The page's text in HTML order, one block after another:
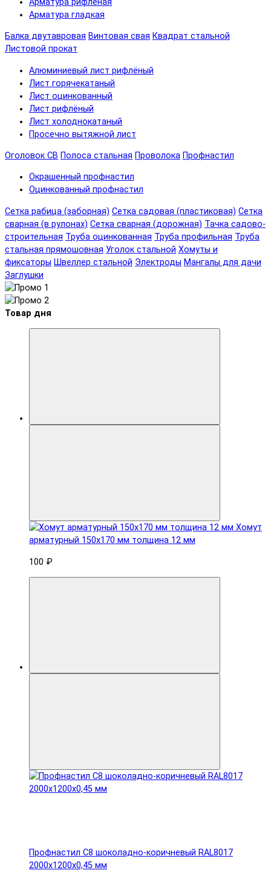
Арматура рифленая
Арматура гладкая
Балка двутавровая Винтовая свая Квадрат стальной
Листовой прокат
Алюминиевый лист рифлёный
Лист горячекатаный
Лист оцинкованный
Лист рифлёный
Лист холоднокатаный
Просечно вытяжной лист
Оголовок СВ Полоса стальная Проволока Профнастил
Окрашенный профнастил
Оцинкованный профнастил
Сетка рабица (заборная) Сетка садовая (пластиковая) Сетка
сварная (в рулонах) Сетка сварная (дорожная) Тачка садово-
строительная Труба оцинкованная Труба профильная Труба
стальная прямошовная Уголок стальной Хомуты и
фиксаторы Швеллер стальной Электроды Мангалы для дачи
Заглушки
Товар дня
Хомут
арматурный 150x170 мм толщина 12 мм
100 ₽
Профнастил С8 шоколадно-коричневый RAL8017
2000х1200х0,45 мм